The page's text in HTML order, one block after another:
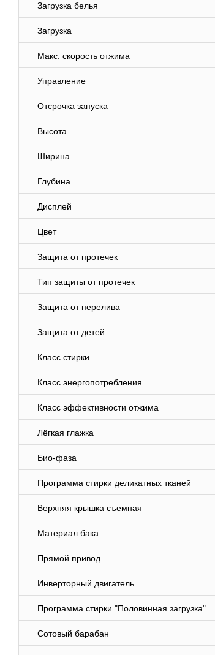
Загрузка белья
Загрузка
Макс. скорость отжима
Управление
Отсрочка запуска
Высота
Ширина
Глубина
Дисплей
Цвет
Защита от протечек
Тип защиты от протечек
Защита от перелива
Защита от детей
Класс стирки
Класс энергопотребления
Класс эффективности отжима
Лёгкая глажка
Био-фаза
Программа стирки деликатных тканей
Верхняя крышка съемная
Материал бака
Прямой привод
Инверторный двигатель
Программа стирки "Половинная загрузка"
Сотовый барабан